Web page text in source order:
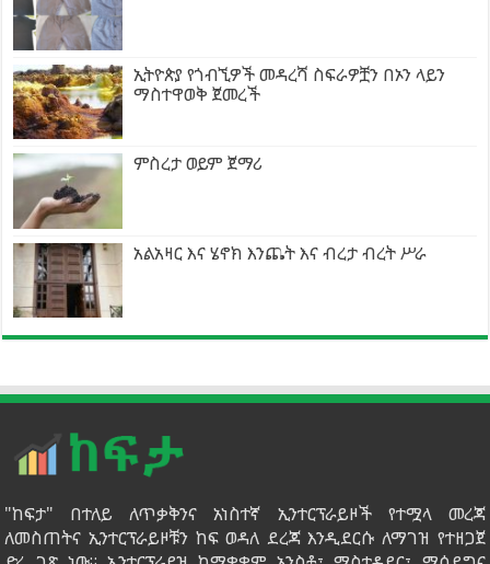
ኢትዮጵያ የጎብኚዎች መዳረሻ ስፍራዎቿን በኦን ላይን
ማስተዋወቅ ጀመረች
ምስረታ ወይም ጀማሪ
አልአዛር እና ሄኖክ እንጨት እና ብረታ ብረት ሥራ
"ከፍታ" በተለይ ለጥቃቅንና አነስተኛ ኢንተርፕራይዞች የተሟላ መረጃ
ለመስጠትና ኢንተርፕራይዞቹን ከፍ ወዳለ ደረጃ እንዲደርሱ ለማገዝ የተዘጋጀ